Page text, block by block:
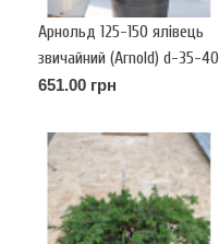
Арнольд 125-150 ялівець
звичайний (Arnold) d-35-40
651.00 грн